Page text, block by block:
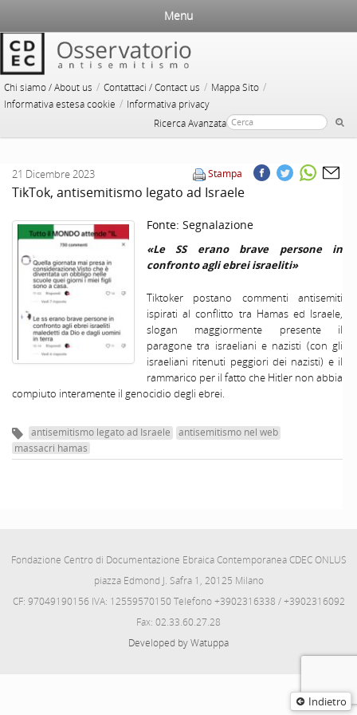
Chi siamo / About us / Contattaci / Contact us / Mappa Sito /
Informativa estesa cookie / Informativa privacy
Ricerca Avanzata
Menu
Indietro
Stampa
21 Dicembre 2023
TikTok, antisemitismo legato ad Israele
Fonte: Segnalazione
«Le SS erano brave persone in
confronto agli ebrei israeliti»
Tiktoker postano commenti antisemiti
ispirati al conflitto tra Hamas ed Israele,
slogan maggiormente presente il
paragone tra israeliani e nazisti (con gli
israeliani ritenuti peggiori dei nazisti) e il
rammarico per il fatto che Hitler non abbia
compiuto interamente il genocidio degli ebrei.
antisemitismo legato ad Israele
antisemitismo nel web
massacri hamas
Fondazione Centro di Documentazione Ebraica Contemporanea CDEC ONLUS
piazza Edmond J. Safra 1, 20125 Milano
CF: 97049190156 IVA: 12559570150 Telefono +3902316338 / +3902316092
Fax: 02.33.60.27.28
Developed by Watuppa